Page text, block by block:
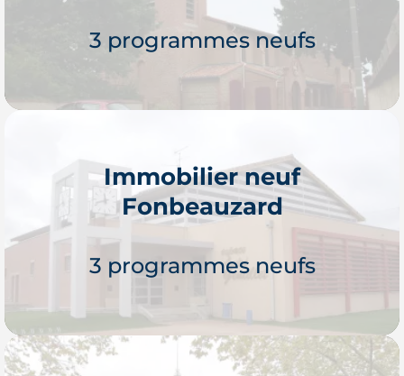
3 programmes neufs
Je découvre
Immobilier neuf
Fonbeauzard
3 programmes neufs